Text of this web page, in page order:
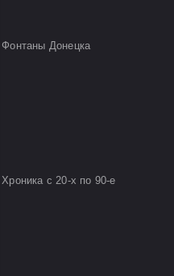
Фонтаны Донецка
Хроника с 20-х по 90-е